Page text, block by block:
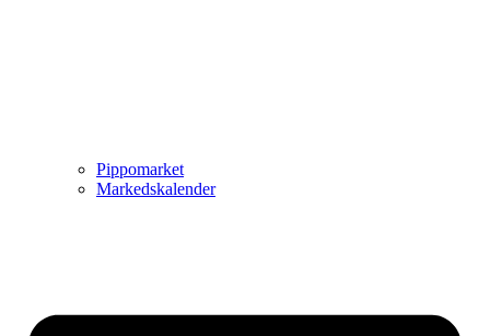
Pippomarket
Markedskalender